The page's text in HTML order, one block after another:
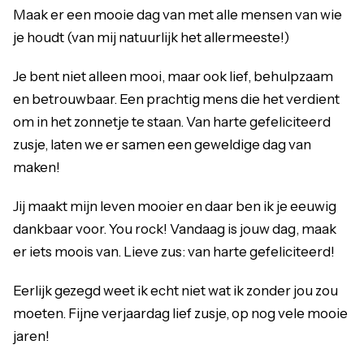
Maak er een mooie dag van met alle mensen van wie
je houdt (van mij natuurlijk het allermeeste!)
Je bent niet alleen mooi, maar ook lief, behulpzaam
en betrouwbaar. Een prachtig mens die het verdient
om in het zonnetje te staan. Van harte gefeliciteerd
zusje, laten we er samen een geweldige dag van
maken!
Jij maakt mijn leven mooier en daar ben ik je eeuwig
dankbaar voor. You rock! Vandaag is jouw dag, maak
er iets moois van. Lieve zus: van harte gefeliciteerd!
Eerlijk gezegd weet ik echt niet wat ik zonder jou zou
moeten. Fijne verjaardag lief zusje, op nog vele mooie
jaren!